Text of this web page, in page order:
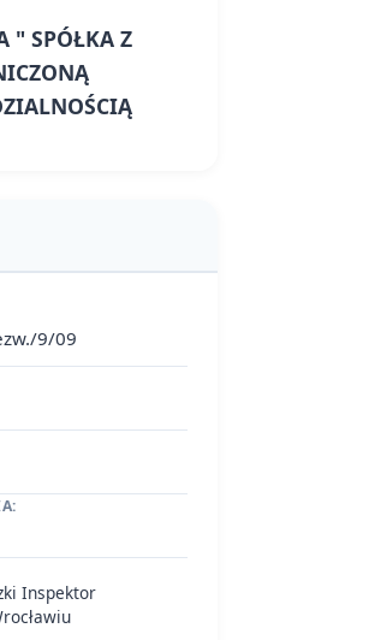
" SPÓŁKA Z
9/09
Inspektor